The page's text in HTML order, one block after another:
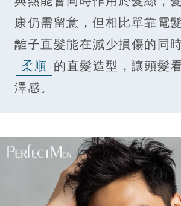
康仍需留意，但相比單靠電
離子直髮能在減少損傷的同
柔順 的直髮造型，讓頭髮
澤感。